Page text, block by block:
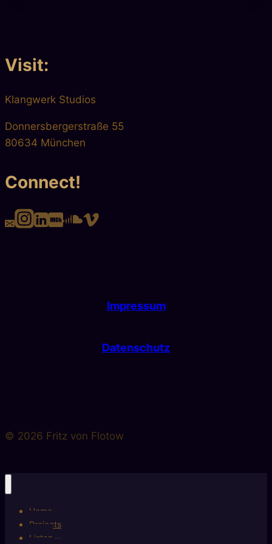
Visit:
Klangwerk Studios
Donnersbergerstraße 55
80634 München
Connect!
Impressum
Datenschutz
© 2026 Fritz von Flotow
Home
Projects
Listen